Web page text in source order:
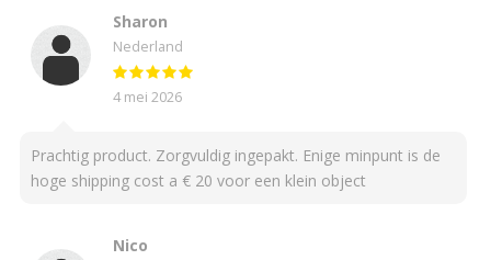
Sharon
Nederland
4 mei 2026
Prachtig product. Zorgvuldig ingepakt. Enige minpunt is de
hoge shipping cost a € 20 voor een klein object
Nico